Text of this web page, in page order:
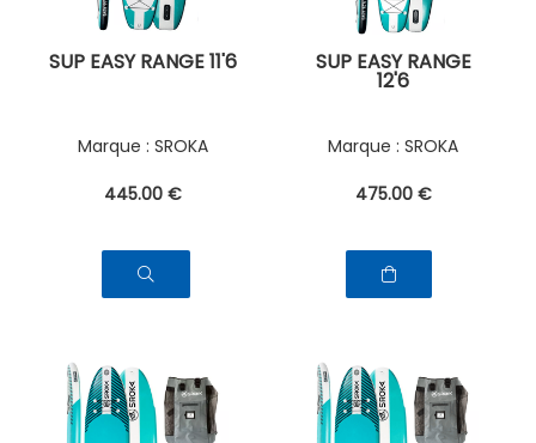
SUP EASY RANGE 11'6
SROKA
445.00 €
SUP EASY RANGE
12'6
SROKA
475.00 €